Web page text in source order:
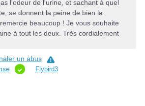
l'odeur de l'urine, et sachant à quel
se donnent la peine de bien la
beaucoup ! Je vous souhaite
à tout les deux. Très cordialement
un abus
Flybird3